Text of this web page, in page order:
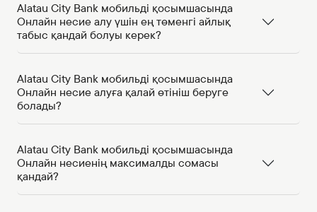
Alatau City Bank мобильді қосымшасында
Онлайн несие алу үшін ең төменгі айлық
табыс қандай болуы керек?
Alatau City Bank мобильді қосымшасында
Онлайн несие алуға қалай өтініш беруге
болады?
Alatau City Bank мобильді қосымшасында
Онлайн несиенің максималды сомасы
қандай?